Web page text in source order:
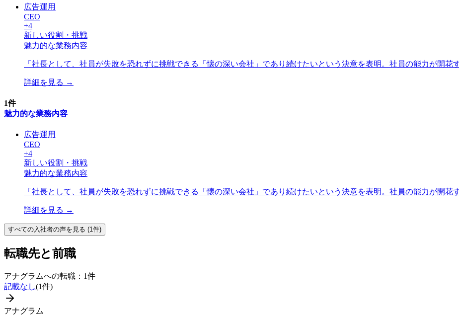
広告運用
CEO
+4
新しい役割・挑戦
魅力的な業務内容
「 社長として、社員が失敗を恐れずに挑戦できる「懐の深い会社」であり続けたいという決意を表明。社員の能力が開花
詳細を見る →
1件
魅力的な業務内容
広告運用
CEO
+4
新しい役割・挑戦
魅力的な業務内容
「 社長として、社員が失敗を恐れずに挑戦できる「懐の深い会社」であり続けたいという決意を表明。社員の能力が開花
詳細を見る →
すべての入社者の声を見る (1件)
転職先と前職
アナグラムへの転職： 1件
記載なし(1件)
アナグラム